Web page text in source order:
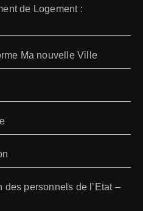
de Logement :
Ma nouvelle Ville
des personnels de l’Etat –